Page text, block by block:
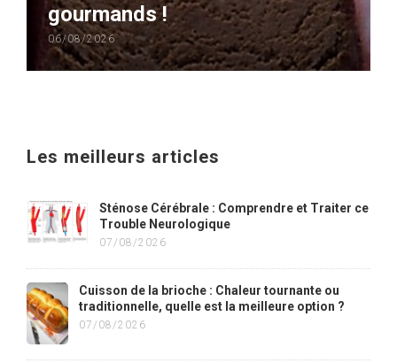
gourmands !
06/08/2026
Les meilleurs articles
Sténose Cérébrale : Comprendre et Traiter ce
Trouble Neurologique
07/08/2026
Cuisson de la brioche : Chaleur tournante ou
traditionnelle, quelle est la meilleure option ?
07/08/2026